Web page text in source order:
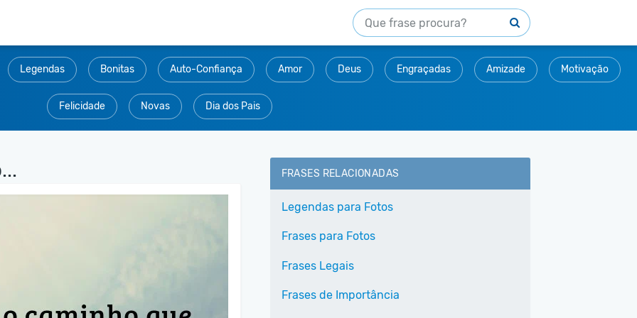
Legendas Bonitas Auto-Confiança Amor Deus Engraçadas Amizade Motivação
Felicidade Novas Dia dos Pais
FRASES RELACIONADAS
Legendas para Fotos
Frases para Fotos
Frases Legais
Frases de Importância